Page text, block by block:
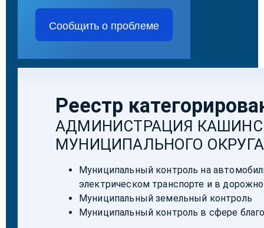
Сообщить о проблеме